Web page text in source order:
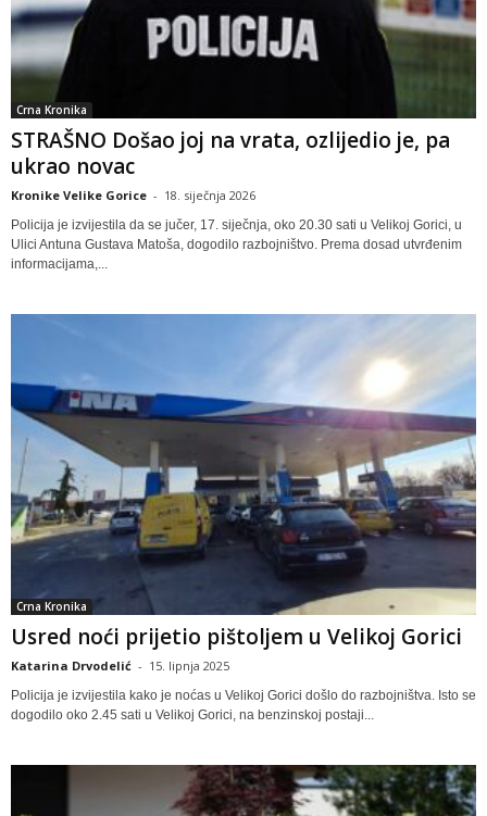
Crna Kronika
STRAŠNO Došao joj na vrata, ozlijedio je, pa
ukrao novac
Kronike Velike Gorice - 18. siječnja 2026
Policija je izvijestila da se jučer, 17. siječnja, oko 20.30 sati u Velikoj Gorici, u
Ulici Antuna Gustava Matoša, dogodilo razbojništvo. Prema dosad utvrđenim
informacijama,...
Crna Kronika
Usred noći prijetio pištoljem u Velikoj Gorici
Katarina Drvodelić - 15. lipnja 2025
Policija je izvijestila kako je noćas u Velikoj Gorici došlo do razbojništva. Isto se
dogodilo oko 2.45 sati u Velikoj Gorici, na benzinskoj postaji...